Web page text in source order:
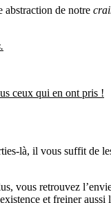
abstraction de notre
ceux qui en ont pris !
là, il vous suffit de
vous retrouvez
et freiner